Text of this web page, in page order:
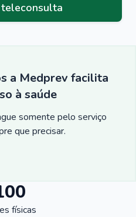
a Medprev facilita
à saúde
somente pelo serviço
que precisar.
físicas